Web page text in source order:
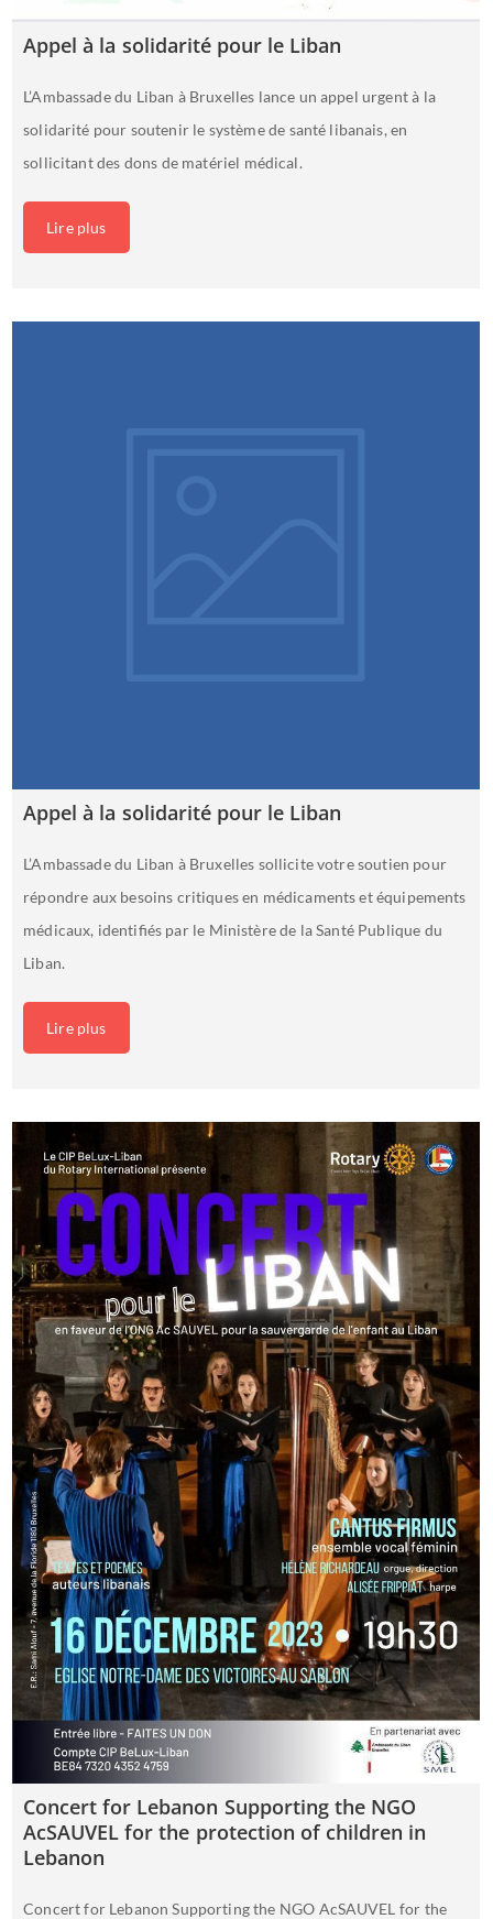
Appel à la solidarité pour le Liban
L’Ambassade du Liban à Bruxelles lance un appel urgent à la
solidarité pour soutenir le système de santé libanais, en
sollicitant des dons de matériel médical.
Lire plus
Appel à la solidarité pour le Liban
L’Ambassade du Liban à Bruxelles sollicite votre soutien pour
répondre aux besoins critiques en médicaments et équipements
médicaux, identifiés par le Ministère de la Santé Publique du
Liban.
Lire plus
Concert for Lebanon Supporting the NGO
AcSAUVEL for the protection of children in
Lebanon
Concert for Lebanon Supporting the NGO AcSAUVEL for the